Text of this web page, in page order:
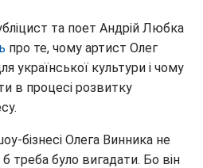
та поет Андрій Любка
про те, чому артист Олег
української культури і чому
в процесі розвитку
бізнесі Олега Винника не
треба було вигадати. Бо він